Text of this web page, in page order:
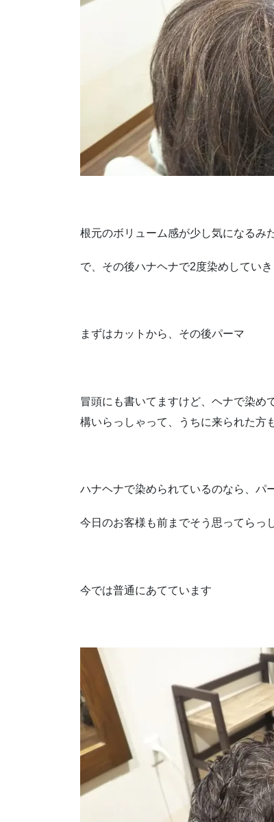
根元のボリューム感が少し気になるみ
で、その後ハナヘナで2度染めしてい
まずはカットから、その後パーマ
冒頭にも書いてますけど、ヘナで染め
構いらっしゃって、うちに来られた方
ハナヘナで染められているのなら、パ
今日のお客様も前までそう思ってら
今では普通にあてています